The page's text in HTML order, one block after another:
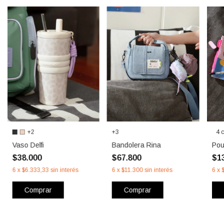
+2
Vaso Delfi
$38.000
6 x $6.333,33 sin interés
Comprar
+3
Bandolera Rina
$67.800
6 x$11.300 sin interés
Comprar
4
6 x